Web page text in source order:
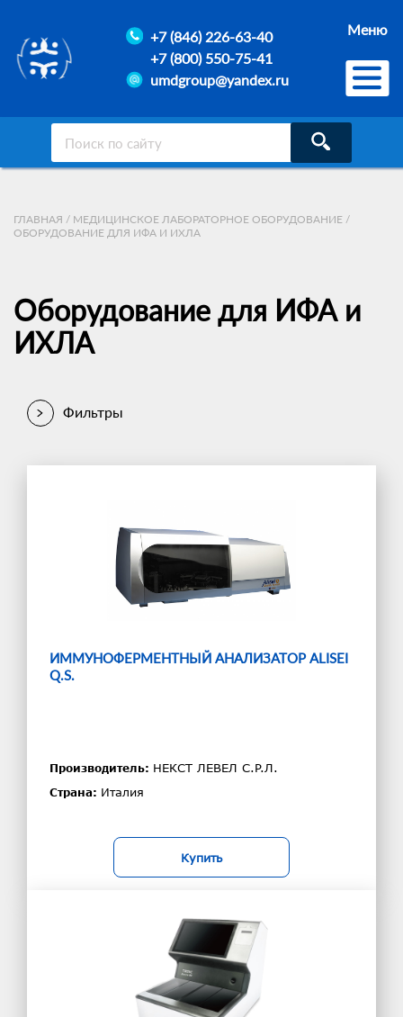
+7 (846) 226-63-40
+7 (800) 550-75-41
umdgroup@yandex.ru
Меню
ГЛАВНАЯ / МЕДИЦИНСКОЕ ЛАБОРАТОРНОЕ ОБОРУДОВАНИЕ /
ОБОРУДОВАНИЕ ДЛЯ ИФА И ИХЛА
Оборудование для ИФА и
ИХЛА
Фильтры
ИММУНОФЕРМЕНТНЫЙ АНАЛИЗАТОР ALISEI
Q.S.
Производитель: НЕКСТ ЛЕВЕЛ С.P.Л.
Страна: Италия
Купить